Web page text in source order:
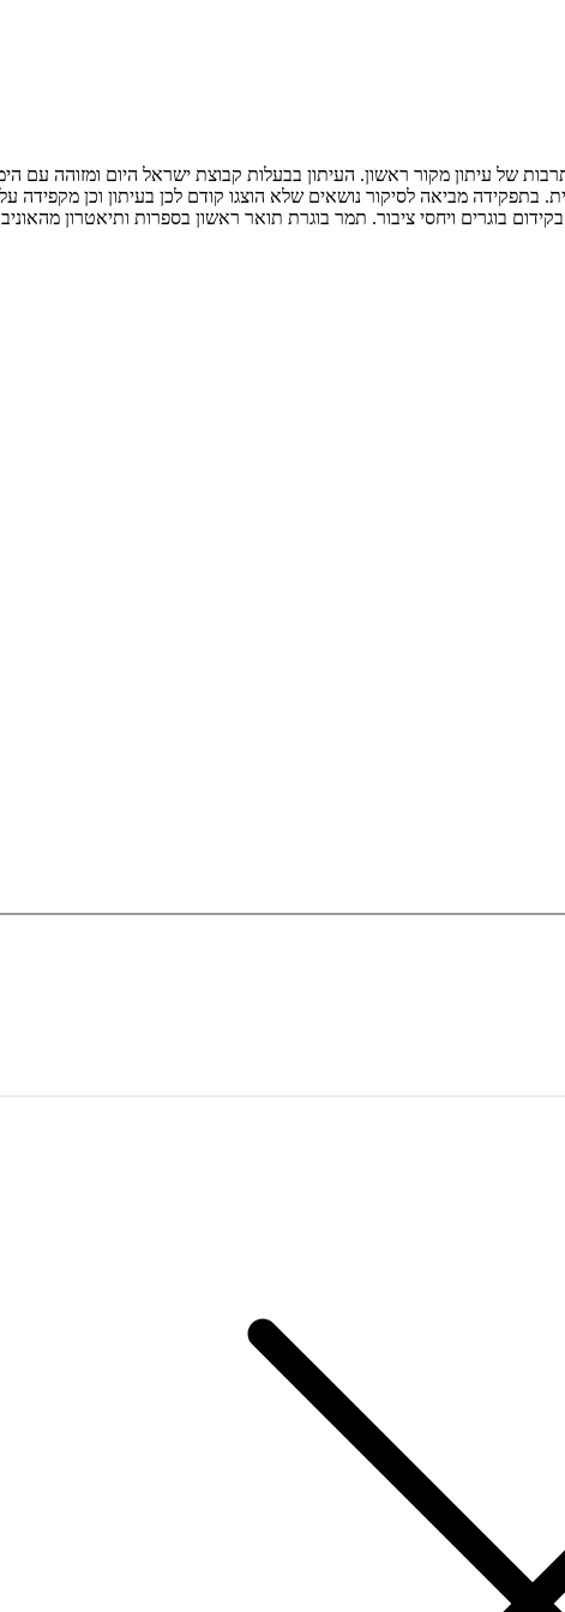
של עיתון מקור ראשון. העיתון בבעלות קבוצת ישראל היום ומזוהה עם
מביאה לסיקור נושאים שלא הוצגו קודם לכן בעיתון וכן מקפידה על
בוגרים ויחסי ציבור. תמר בוגרת תואר ראשון בספרות ותיאטרון